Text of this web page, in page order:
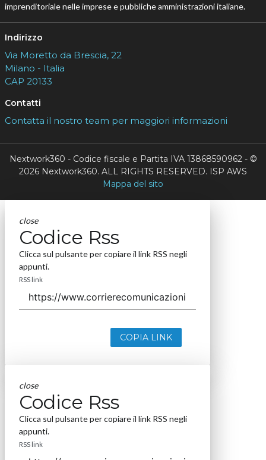
imprenditoriale nelle imprese e pubbliche amministrazioni italiane.
Indirizzo
Via Moretto da Brescia, 22
Milano - Italia
CAP 20133
Contatti
Contatta il nostro team per maggiori informazioni
Nextwork360 - Codice fiscale e Partita IVA 13868590962 - ©
2026 Nextwork360. ALL RIGHTS RESERVED. ISP AWS
Mappa del sito
close
Codice Rss
Clicca sul pulsante per copiare il link RSS negli
appunti.
RSS link
COPIA LINK
close
Codice Rss
Clicca sul pulsante per copiare il link RSS negli
appunti.
RSS link